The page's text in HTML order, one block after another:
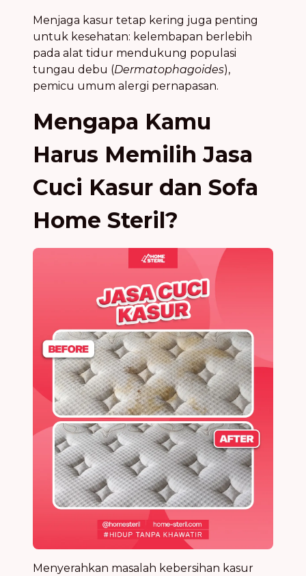
Menjaga kasur tetap kering juga penting
untuk kesehatan: kelembapan berlebih
pada alat tidur mendukung populasi
tungau debu (Dermatophagoides),
pemicu umum alergi pernapasan.
Mengapa Kamu
Harus Memilih Jasa
Cuci Kasur dan Sofa
Home Steril?
Menyerahkan masalah kebersihan kasur